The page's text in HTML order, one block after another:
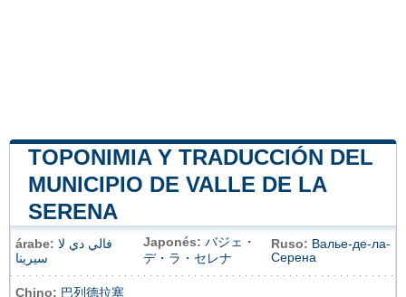
TOPONIMIA Y TRADUCCIÓN DEL
MUNICIPIO DE VALLE DE LA
SERENA
árabe: فالي دي لا
سيرينا
Japonés: バジェ・
デ・ラ・セレナ
Ruso: Валье-де-ла-
Серена
Chino: 巴列德拉塞